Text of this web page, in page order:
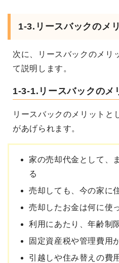
1-3.リースバックのメ
次に、リースバックのメリ
て説明します。
1-3-1.リースバックのメ
リースバックのメリットと
があげられます。
家の売却代金として、
る
売却しても、今の家に
売却したお金は何に使
利用にあたり、年齢制
固定資産税や管理費用
引越しや住み替えの費